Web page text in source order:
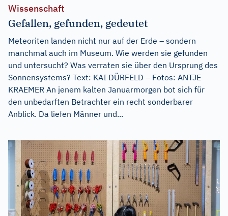
Wissenschaft
Gefallen, gefunden, gedeutet
Meteoriten landen nicht nur auf der Erde – sondern
manchmal auch im Museum. Wie werden sie gefunden
und untersucht? Was verraten sie über den Ursprung des
Sonnensystems? Text: KAI DÜRFELD – Fotos: ANTJE
KRAEMER An jenem kalten Januarmorgen bot sich für
den unbedarften Betrachter ein recht sonderbarer
Anblick. Da liefen Männer und...